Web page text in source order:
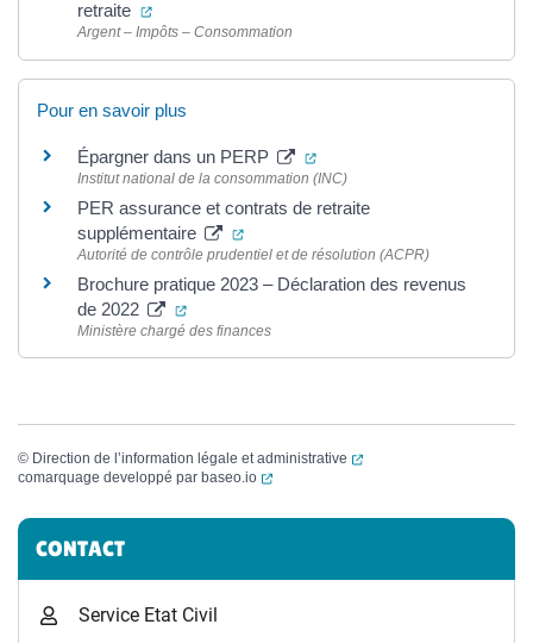
retraite
(ouverture dans un nouvel onglet)
Argent – Impôts – Consommation
Pour en savoir plus
Épargner dans un PERP (ouverture dans un nouvel
Institut national de la consommation (INC)
PER assurance et contrats de retraite
supplémentaire
(ouverture dans un nouvel onglet)
Autorité de contrôle prudentiel et de résolution (ACPR)
Brochure pratique 2023 – Déclaration des revenus
de 2022
(ouverture dans un nouvel onglet)
Ministère chargé des finances
© Direction de l’information légale et administrative
(ouverture dans un
comarquage developpé par baseo.io (ouverture dans un nouvel onglet)
Informations complémentaires
CONTACT
Service Etat Civil